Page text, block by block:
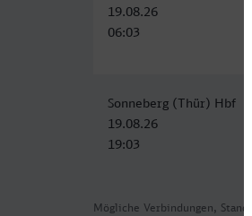
Mögliche Verbindungen,
19.08.26
06:03
Sonneberg (Thür) Hbf
19.08.26
19:03